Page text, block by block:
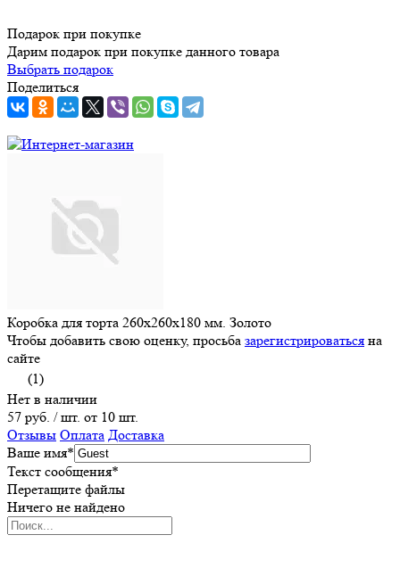
Подарок при покупке
Дарим подарок при покупке данного товара
Выбрать подарок
Поделиться
Коробка для торта 260х260х180 мм. Золото
Чтобы добавить свою оценку, просьба зарегистрироваться на
сайте
(1)
Нет в наличии
57 руб. / шт. от 10 шт.
Отзывы Оплата Доставка
Ваше имя*
Текст сообщения*
Перетащите файлы
Ничего не найдено